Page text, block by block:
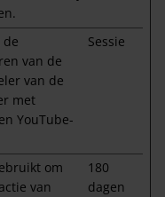
de
van de
van de
met
YouTube-
Sessie
om
van
180
dagen